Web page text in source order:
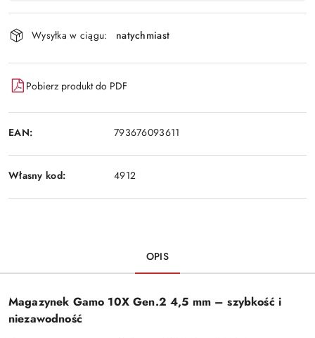
Wyślij
dostawa
Wysyłka w ciągu: natychmiast
Pobierz produkt do PDF
EAN: 793676093611
Własny kod: 4912
OPIS
Magazynek Gamo 10X Gen.2 4,5 mm – szybkość i
niezawodność